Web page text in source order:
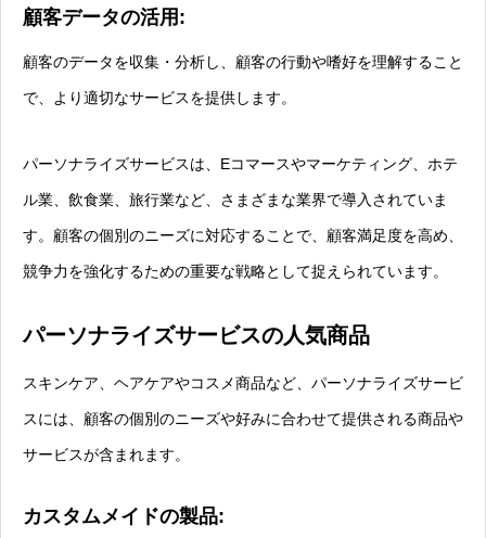
顧客データの活用:
顧客のデータを収集・分析し、顧客の行動や嗜好を理解すること
で、より適切なサービスを提供します。
パーソナライズサービスは、Eコマースやマーケティング、ホテ
ル業、飲食業、旅行業など、さまざまな業界で導入されていま
す。顧客の個別のニーズに対応することで、顧客満足度を高め、
競争力を強化するための重要な戦略として捉えられています。
パーソナライズサービスの人気商品
スキンケア、ヘアケアやコスメ商品など、パーソナライズサービ
スには、顧客の個別のニーズや好みに合わせて提供される商品や
サービスが含まれます。
カスタムメイドの製品: